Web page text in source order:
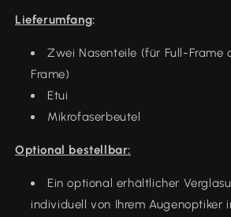
Lieferumfang:
Zwei Nasenteile (für Full-Frame
Frame)
Etui
Mikrofaserbeutel
Optional bestellbar:
Ein optional erhältlicher
individuell von Ihrem Augenoptiker